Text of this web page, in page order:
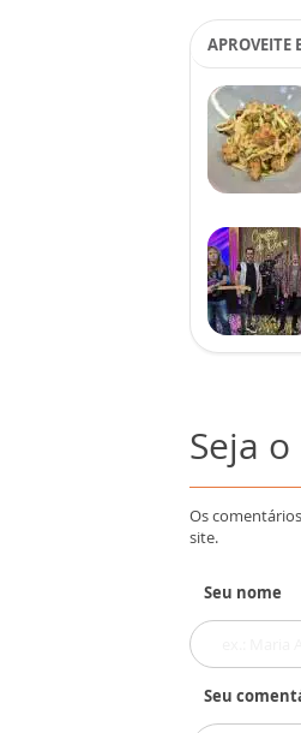
APROVEITE
Seja
Os
site.
Seu nome
Seu